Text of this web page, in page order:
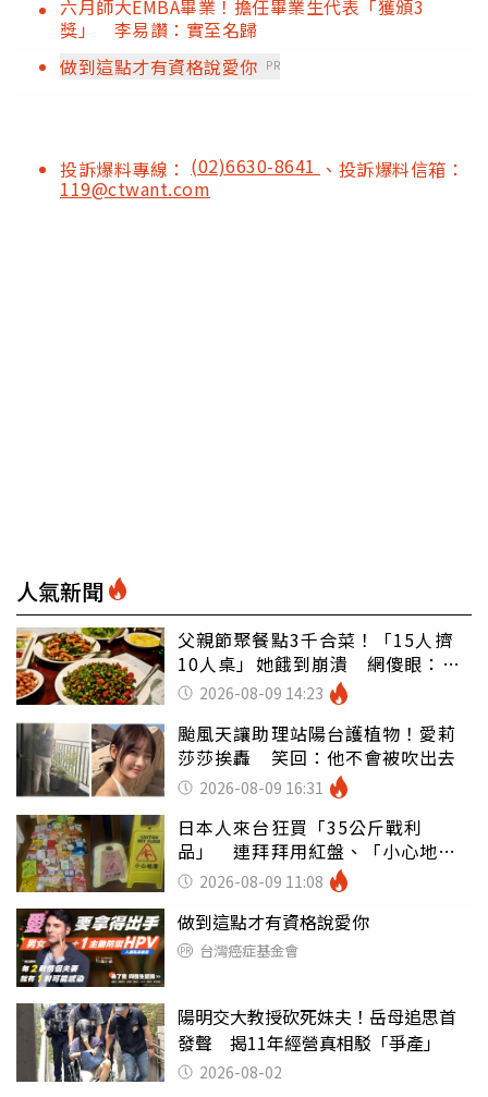
六月師大EMBA畢業！擔任畢業生代表「獲頒3
獎」 李易讚：實至名歸
做到這點才有資格說愛你 PR
投訴爆料專線： (02)6630-8641 、投訴爆料信箱：
119@ctwant.com
人氣新聞
父親節聚餐點3千合菜！「15人擠
10人桌」她餓到崩潰 網傻眼：讓
店家看笑話
2026-08-09 14:23
颱風天讓助理站陽台護植物！愛莉
莎莎挨轟 笑回：他不會被吹出去
2026-08-09 16:31
日本人來台狂買「35公斤戰利
品」 連拜拜用紅盤、「小心地
滑」告示牌也帶回家
2026-08-09 11:08
做到這點才有資格說愛你
台灣癌症基金會
陽明交大教授砍死妹夫！岳母追思首
發聲 揭11年經營真相駁「爭產」
2026-08-02